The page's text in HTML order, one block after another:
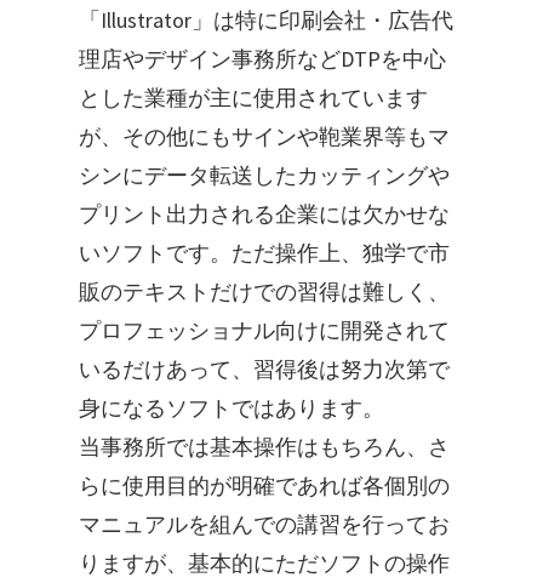
「Illustrator」は特に印刷会社・広告代
理店やデザイン事務所などDTPを中心
とした業種が主に使用されています
が、その他にもサインや鞄業界等もマ
シンにデータ転送したカッティングや
プリント出力される企業には欠かせな
いソフトです。ただ操作上、独学で市
販のテキストだけでの習得は難しく、
プロフェッショナル向けに開発されて
いるだけあって、習得後は努力次第で
身になるソフトではあります。
当事務所では基本操作はもちろん、さ
らに使用目的が明確であれば各個別の
マニュアルを組んでの講習を行ってお
りますが、基本的にただソフトの操作